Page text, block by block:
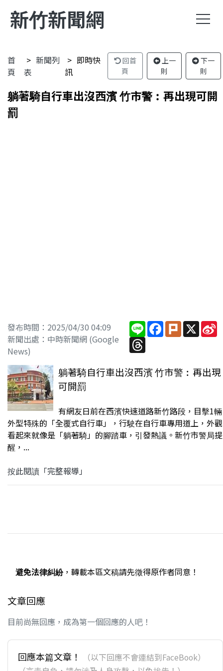
新竹新聞網
首
頁
新聞列
表
即時快
訊
回首
頁
上一
則
下一
則
躺著騎自行車出沒西濱 竹市警︰再出現可開
罰
發布時間：2025/04/30 04:09
新聞出處：中時新聞網 (Google
News)
LineFacebook
PlurkX
Threads
躺著騎自行車出沒西濱 竹市警︰再出現
可開罰
有網友日前在西濱快速道路新竹路段，目擊1輛
外型特殊的「全覆式自行車」，行駛在自行車專用道上，外觀
看起來就像是「躺著騎」的腳踏車，引發熱議。新竹市警局提
醒，...
按此閱讀「完整報導」
避免法律糾紛，轉載本區文稿請先徵得原作者同意！
文章回應
目前尚無回應，成為第一個回應的人吧！
回應本篇文章！
（以下回應不會連結到FaceBook）